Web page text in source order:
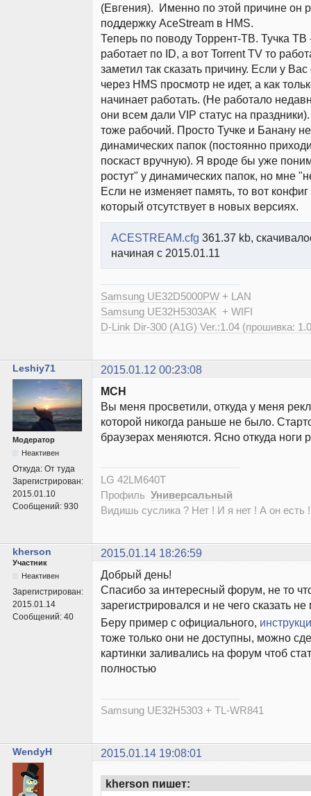
(Евгения). Именно по этой причине он
поддержку AceStream в HMS.
Теперь по поводу Торрент-ТВ. Тучка ТВ
работает по ID, а вот Torrent TV то
заметил так сказать причину. Если у Вас
через HMS просмотр не идет, а как
начинает работать. (Не работало
они всем дали VIP статус на
тоже рабочий. Просто Тучке и Банану
динамических папок (постоянно
поскаст вручную). Я вроде бы уже
ростут" у динамических папок, но мне
Если не изменяет память, то вот
который отсутствует в новых версиях.
ACESTREAM.cfg 361.37 kb,
начиная с 2015.01.11
Samsung UE32D5000PW + LAN
Samsung UE32H5303AK + WIFI
D-Link Dir-300 (A1G) Ver.:1.04 (прошивка:
Leshiy71 2015.01.12 00:23:08
Модератор
Неактивен
Откуда: От туда
Зарегистрирован:
2015.01.10
Сообщений: 930
MCH
Вы меня просветили, откуда у меня
которой никогда раньше не было.
браузерах меняются. Ясно откуда ноги
LG 42LM640T
Профиль Универсальный
Видишь суслика ? Нет ! И я нет ! А он есть
kherson 2015.01.14 18:26:59
Участник
Неактивен
Зарегистрирован:
2015.01.14
Сообщений: 40
Добрый день!
Спасибо за интересный форум, не то
зарегистрировался и не чего сказать
Беру пример с официального,
тоже только они не доступны, можно
картинки заливались на форум чтоб
полностью
Samsung UE32H5303 + ТL-WR841
WendyH 2015.01.14 19:08:01
kherson пишет: